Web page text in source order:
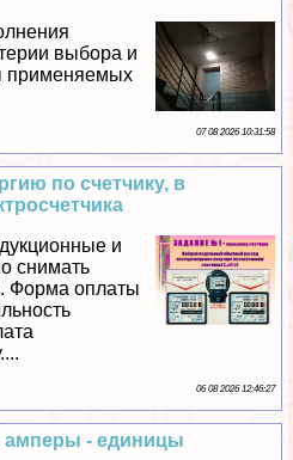
выбора и
применяемых
07 08 2026 10:31:58
по счетчику, в
и
снимать
Форма оплаты
06 08 2026 12:46:27
амперы - единицы